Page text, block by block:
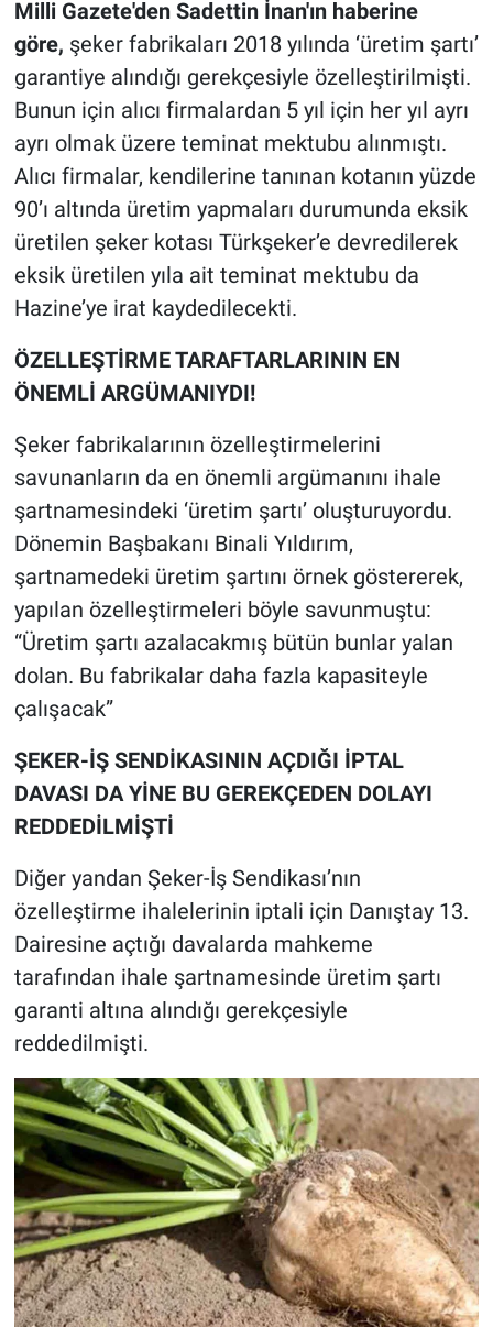
Milli Gazete'den Sadettin İnan'ın haberine
göre, şeker fabrikaları 2018 yılında ‘üretim şartı’
garantiye alındığı gerekçesiyle özelleştirilmişti.
Bunun için alıcı firmalardan 5 yıl için her yıl ayrı
ayrı olmak üzere teminat mektubu alınmıştı.
Alıcı firmalar, kendilerine tanınan kotanın yüzde
90’ı altında üretim yapmaları durumunda eksik
üretilen şeker kotası Türkşeker’e devredilerek
eksik üretilen yıla ait teminat mektubu da
Hazine’ye irat kaydedilecekti.
ÖZELLEŞTİRME TARAFTARLARININ EN
ÖNEMLİ ARGÜMANIYDI!
Şeker fabrikalarının özelleştirmelerini
savunanların da en önemli argümanını ihale
şartnamesindeki ‘üretim şartı’ oluşturuyordu.
Dönemin Başbakanı Binali Yıldırım,
şartnamedeki üretim şartını örnek göstererek,
yapılan özelleştirmeleri böyle savunmuştu:
“Üretim şartı azalacakmış bütün bunlar yalan
dolan. Bu fabrikalar daha fazla kapasiteyle
çalışacak”
ŞEKER-İŞ SENDİKASININ AÇDIĞI İPTAL
DAVASI DA YİNE BU GEREKÇEDEN DOLAYI
REDDEDİLMİŞTİ
Diğer yandan Şeker-İş Sendikası’nın
özelleştirme ihalelerinin iptali için Danıştay 13.
Dairesine açtığı davalarda mahkeme
tarafından ihale şartnamesinde üretim şartı
garanti altına alındığı gerekçesiyle
reddedilmişti.